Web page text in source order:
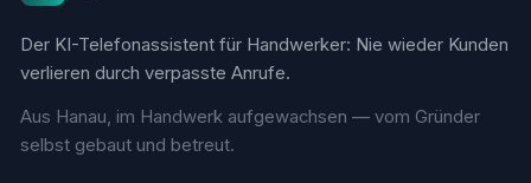
Der KI-Telefonassistent für Handwerker: Nie wieder Kunden
verlieren durch verpasste Anrufe.
Aus Hanau, im Handwerk aufgewachsen — vom Gründer
selbst gebaut und betreut.